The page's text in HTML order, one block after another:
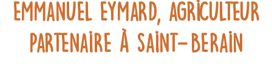
Emmanuel Eymard, agriculteur
partenaire à Saint-Berain